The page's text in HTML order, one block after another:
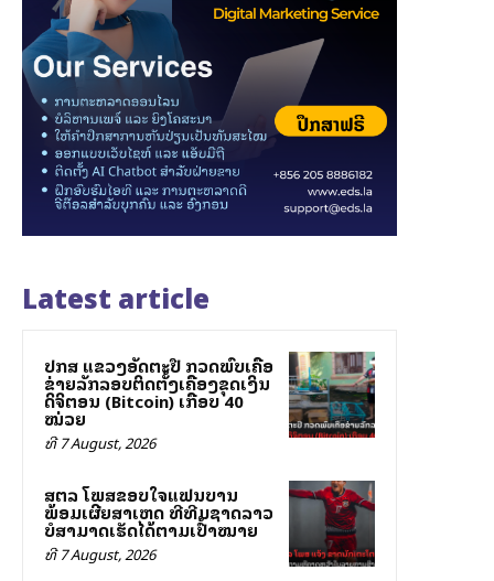
Latest article
ປກສ ແຂວງອັດຕະປື ກວດພົບເຄືອ
ຂ່າຍລັກລອບຕິດຕັ້ງເຄື່ອງຂຸດເງິນ
ດິຈິຕອນ (Bitcoin) ເກືອບ 40
ໝ່ວຍ
ທີ 7 August, 2026
ສຕລ ໂພສຂອບໃຈແຟນບານ
ພ້ອມເຜີຍສາເຫດ ທີ່ທີມຊາດລາວ
ບໍ່ສາມາດເຮັດໄດ້ຕາມເປົ້າໝາຍ
ທີ 7 August, 2026